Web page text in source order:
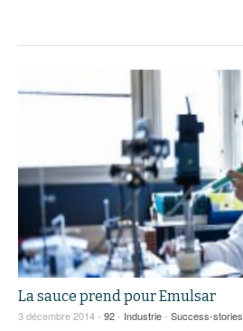
La sauce prend pour Emulsar
3 décembre 2014 - 92- Industrie- Success-stories